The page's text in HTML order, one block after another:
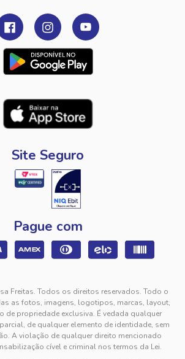
Site Seguro
Pague com
Freitas. Todos os direitos reservados. Todo o
as fotos, imagens, logotipos, marcas, layout,
de propriedade exclusiva. É vedada qualquer
de qualquer elemento de identidade, sem
A violação de qualquer direito mencionado
cível e criminal nos termos da Lei.